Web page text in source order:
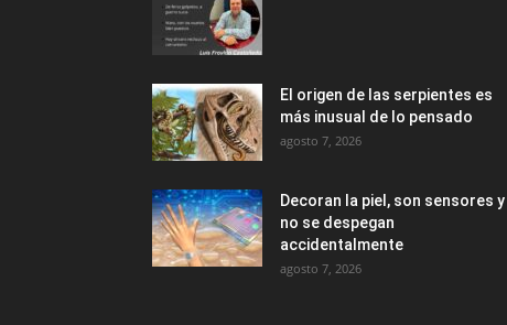
El origen de las serpientes es
más inusual de lo pensado
agosto 7, 2026
Decoran la piel, son sensores y
no se despegan
accidentalmente
agosto 7, 2026